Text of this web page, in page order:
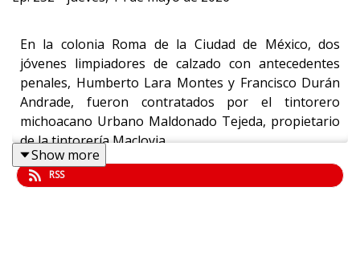
En la colonia Roma de la Ciudad de México, dos
jóvenes limpiadores de calzado con antecedentes
penales, Humberto Lara Montes y Francisco Durán
Andrade, fueron contratados por el tintorero
michoacano Urbano Maldonado Tejeda, propietario
de la tintorería Maclovia.
Show more
RSS